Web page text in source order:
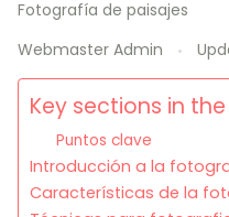
Fotografía de paisajes
Webmaster Admin
Key sections in
Puntos clave
Introducción a la
Características de la